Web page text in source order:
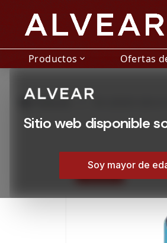
Productos expand_more Ofertas
Sitio web disponible
Soy mayor de
grid_view Productos DR LEMON GIN &
15% OFF